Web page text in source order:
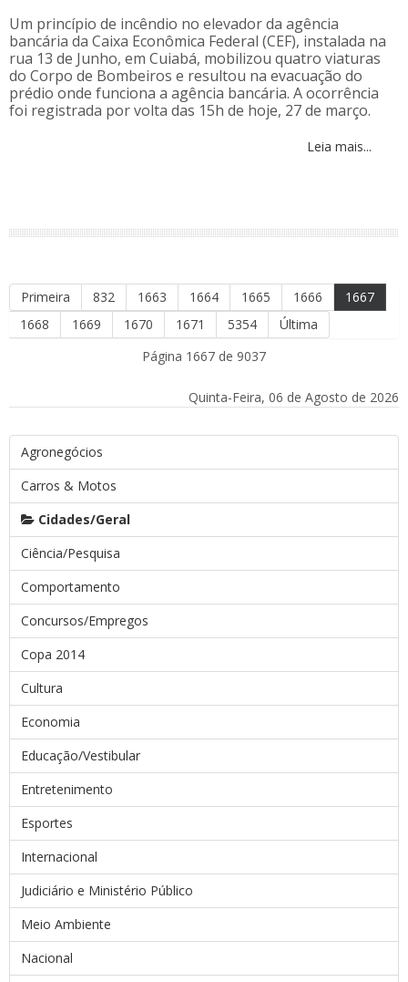
Um princípio de incêndio no elevador da agência
bancária da Caixa Econômica Federal (CEF), instalada na
rua 13 de Junho, em Cuiabá, mobilizou quatro viaturas
do Corpo de Bombeiros e resultou na evacuação do
prédio onde funciona a agência bancária. A ocorrência
foi registrada por volta das 15h de hoje, 27 de março.
Leia mais...
Primeira 832 1663 1664 1665 1666
1667
1668
1669 1670 1671 5354
Última
Página 1667 de 9037
Quinta-Feira, 06 de Agosto de 2026
Agronegócios
Carros & Motos
Cidades/Geral
Ciência/Pesquisa
Comportamento
Concursos/Empregos
Copa 2014
Cultura
Economia
Educação/Vestibular
Entretenimento
Esportes
Internacional
Judiciário e Ministério Público
Meio Ambiente
Nacional